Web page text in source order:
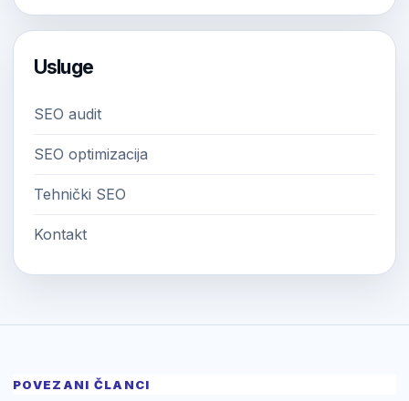
Usluge
SEO audit
SEO optimizacija
Tehnički SEO
Kontakt
POVEZANI ČLANCI